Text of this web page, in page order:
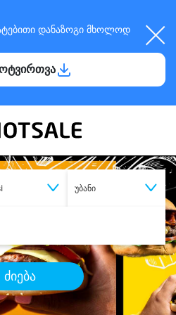
დანაზოგი მხოლოდ
უბანი
ძიება
მომსახურება